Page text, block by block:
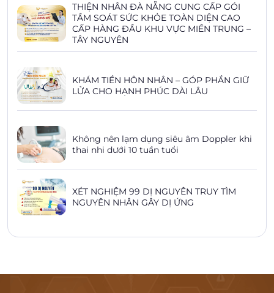
THIỆN NHÂN ĐÀ NẴNG CUNG CẤP GÓI
TẦM SOÁT SỨC KHỎE TOÀN DIỆN CAO
CẤP HÀNG ĐẦU KHU VỰC MIỀN TRUNG –
TÂY NGUYÊN
KHÁM TIỀN HÔN NHÂN – GÓP PHẦN GIỮ
LỬA CHO HẠNH PHÚC DÀI LÂU
Không nên lạm dụng siêu âm Doppler khi
thai nhi dưới 10 tuần tuổi
XÉT NGHIỆM 99 DỊ NGUYÊN TRUY TÌM
NGUYÊN NHÂN GÂY DỊ ỨNG